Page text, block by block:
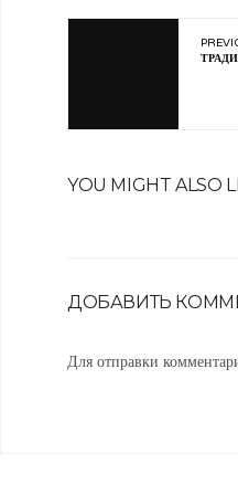
YOU MIGHT ALSO
ДОБАВИТЬ
Для отправки